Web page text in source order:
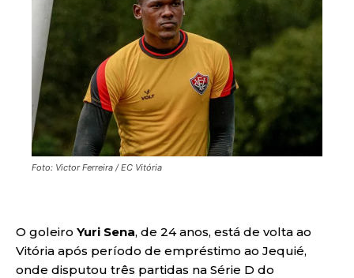
Foto: Victor Ferreira / EC Vitória
O goleiro Yuri Sena, de 24 anos, está de volta ao
Vitória após período de empréstimo ao Jequié,
onde disputou três partidas na Série D do